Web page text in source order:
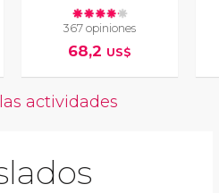
367 opiniones
68,2 US$
actividades